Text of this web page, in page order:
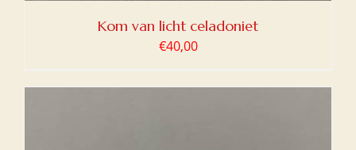
Kom van licht celadoniet
€40,00